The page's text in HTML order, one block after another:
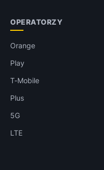
OPERATORZY
Orange
Play
T-Mobile
Plus
5G
LTE